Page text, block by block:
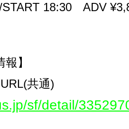
START 18:30 ADV
】
共通)
sf/detail/